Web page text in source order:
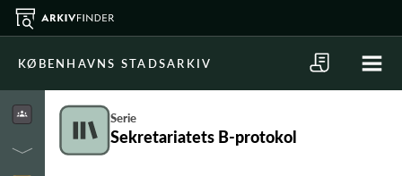
KØBENHAVNS STADSARKIV
Serie
Sekretariatets B-protokol